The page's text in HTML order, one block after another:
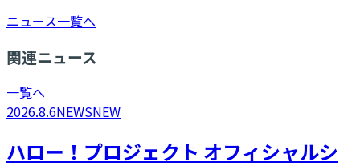
ニュース一覧へ
関連ニュース
一覧へ
2026.8.6NEWSNEW
ハロー！プロジェクト オフィシャルシ